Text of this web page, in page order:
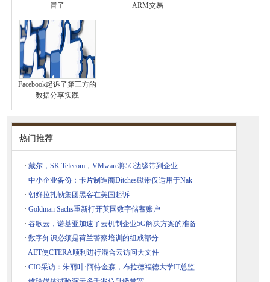
冒了
ARM交易
Facebook起诉了第三方的
数据分享实践
热门推荐
· 戴尔，SK Telecom，VMware将5G边缘带到企业
· 中小企业备份：卡片制造商Ditches磁带仅适用于Nak
· 朝鲜拉扎勒集团黑客在美国起诉
· Goldman Sachs重新打开英国数字储蓄账户
· 谷歌云，诺基亚加速了云机制企业5G解决方案的准备
· 数字知识必须是荷兰警察培训的组成部分
· AET使CTERA顺利进行混合云访问大文件
· CIO采访：朱丽叶·阿特金森，布拉德福德大学IT总监